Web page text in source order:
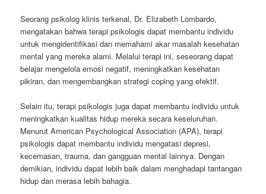
Seorang psikolog klinis terkenal, Dr. Elizabeth Lombardo,
mengatakan bahwa terapi psikologis dapat membantu individu
untuk mengidentifikasi dan memahami akar masalah kesehatan
mental yang mereka alami. Melalui terapi ini, seseorang dapat
belajar mengelola emosi negatif, meningkatkan kesehatan
pikiran, dan mengembangkan strategi coping yang efektif.
Selain itu, terapi psikologis juga dapat membantu individu untuk
meningkatkan kualitas hidup mereka secara keseluruhan.
Menurut American Psychological Association (APA), terapi
psikologis dapat membantu individu mengatasi depresi,
kecemasan, trauma, dan gangguan mental lainnya. Dengan
demikian, individu dapat lebih baik dalam menghadapi tantangan
hidup dan merasa lebih bahagia.